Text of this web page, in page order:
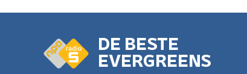
DE BESTE
EVERGREENS